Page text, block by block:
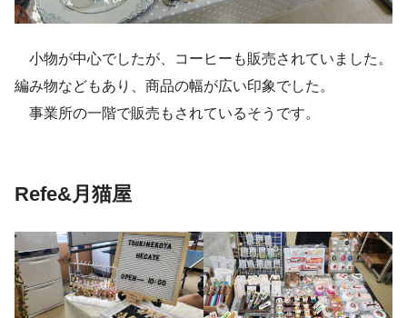
小物が中心でしたが、コーヒーも販売されていました。
編み物などもあり、商品の幅が広い印象でした。
事業所の一階で販売もされているそうです。
Refe&月猫屋